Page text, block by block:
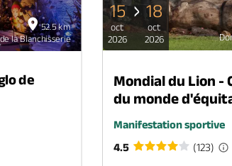
52.5 km
la Blanchisserie
de
15
oct
2026
18
oct
2026
Mondial du Lion -
du monde
Manifestation sportive
4.5
(123)